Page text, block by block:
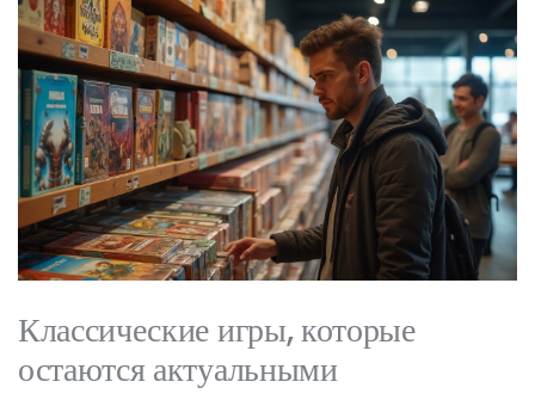
Классические игры, которые
остаются актуальными